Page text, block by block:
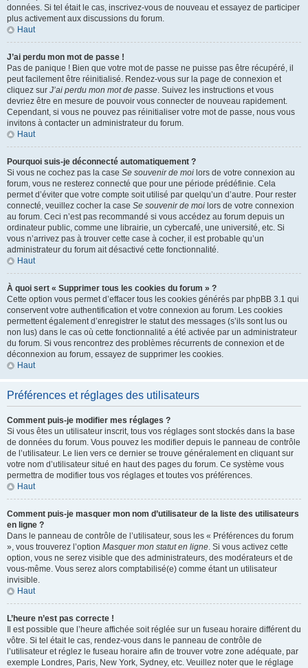
données. Si tel était le cas, inscrivez-vous de nouveau et essayez de participer
plus activement aux discussions du forum.
Haut
J’ai perdu mon mot de passe !
Pas de panique ! Bien que votre mot de passe ne puisse pas être récupéré, il
peut facilement être réinitialisé. Rendez-vous sur la page de connexion et
cliquez sur J’ai perdu mon mot de passe. Suivez les instructions et vous
devriez être en mesure de pouvoir vous connecter de nouveau rapidement.
Cependant, si vous ne pouvez pas réinitialiser votre mot de passe, nous vous
invitons à contacter un administrateur du forum.
Haut
Pourquoi suis-je déconnecté automatiquement ?
Si vous ne cochez pas la case Se souvenir de moi lors de votre connexion au
forum, vous ne resterez connecté que pour une période prédéfinie. Cela
permet d’éviter que votre compte soit utilisé par quelqu’un d’autre. Pour rester
connecté, veuillez cocher la case Se souvenir de moi lors de votre connexion
au forum. Ceci n’est pas recommandé si vous accédez au forum depuis un
ordinateur public, comme une librairie, un cybercafé, une université, etc. Si
vous n’arrivez pas à trouver cette case à cocher, il est probable qu’un
administrateur du forum ait désactivé cette fonctionnalité.
Haut
À quoi sert « Supprimer tous les cookies du forum » ?
Cette option vous permet d’effacer tous les cookies générés par phpBB 3.1 qui
conservent votre authentification et votre connexion au forum. Les cookies
permettent également d’enregistrer le statut des messages (s’ils sont lus ou
non lus) dans le cas où cette fonctionnalité a été activée par un administrateur
du forum. Si vous rencontrez des problèmes récurrents de connexion et de
déconnexion au forum, essayez de supprimer les cookies.
Haut
Préférences et réglages des utilisateurs
Comment puis-je modifier mes réglages ?
Si vous êtes un utilisateur inscrit, tous vos réglages sont stockés dans la base
de données du forum. Vous pouvez les modifier depuis le panneau de contrôle
de l’utilisateur. Le lien vers ce dernier se trouve généralement en cliquant sur
votre nom d’utilisateur situé en haut des pages du forum. Ce système vous
permettra de modifier tous vos réglages et toutes vos préférences.
Haut
Comment puis-je masquer mon nom d’utilisateur de la liste des utilisateurs
en ligne ?
Dans le panneau de contrôle de l’utilisateur, sous les « Préférences du forum
», vous trouverez l’option Masquer mon statut en ligne. Si vous activez cette
option, vous ne serez visible que des administrateurs, des modérateurs et de
vous-même. Vous serez alors comptabilisé(e) comme étant un utilisateur
invisible.
Haut
L’heure n’est pas correcte !
Il est possible que l’heure affichée soit réglée sur un fuseau horaire différent du
vôtre. Si tel était le cas, rendez-vous dans le panneau de contrôle de
l’utilisateur et réglez le fuseau horaire afin de trouver votre zone adéquate, par
exemple Londres, Paris, New York, Sydney, etc. Veuillez noter que le réglage